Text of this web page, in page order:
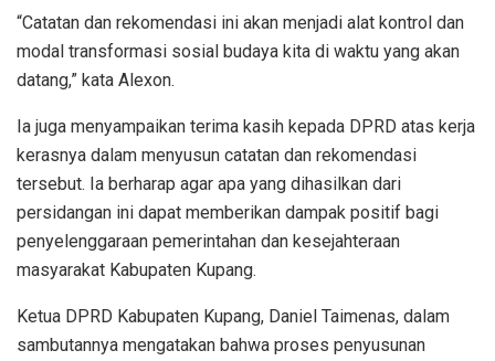
“Catatan dan rekomendasi ini akan menjadi alat kontrol dan
modal transformasi sosial budaya kita di waktu yang akan
datang,” kata Alexon.
Ia juga menyampaikan terima kasih kepada DPRD atas kerja
kerasnya dalam menyusun catatan dan rekomendasi
tersebut. Ia berharap agar apa yang dihasilkan dari
persidangan ini dapat memberikan dampak positif bagi
penyelenggaraan pemerintahan dan kesejahteraan
masyarakat Kabupaten Kupang.
Ketua DPRD Kabupaten Kupang, Daniel Taimenas, dalam
sambutannya mengatakan bahwa proses penyusunan